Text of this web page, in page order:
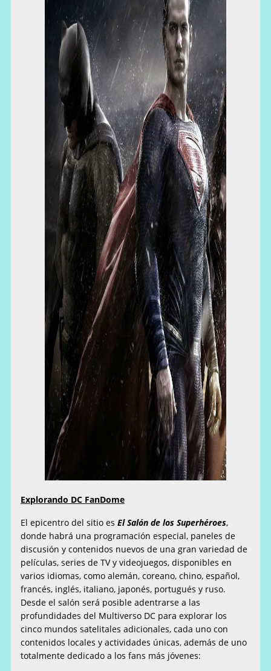
Explorando DC FanDome
El epicentro del sitio esEl Salón de los Superhéroes,
donde habrá una programación especial, paneles de
discusión y contenidos nuevos de una gran variedad de
películas, series de TV y videojuegos, disponibles en
varios idiomas, como alemán, coreano, chino, español,
francés, inglés, italiano, japonés, portugués y ruso.
Desde el salón será posible adentrarse a las
profundidades del Multiverso DC para explorar los
cinco mundos satelitales adicionales, cada uno con
contenidos locales y actividades únicas, además de uno
totalmente dedicado a los fans más jóvenes: